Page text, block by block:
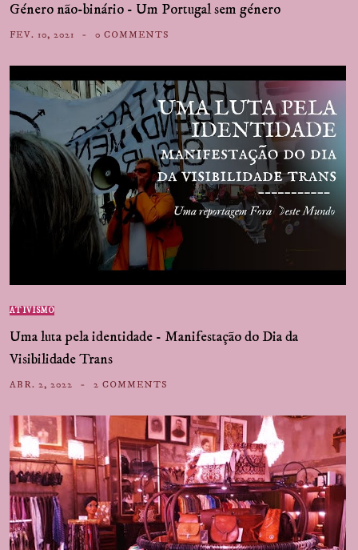
Género não-binário - Um Portugal sem género
FEV. 10, 2021 0 COMMENTS
ATIVISMO
Uma luta pela identidade - Manifestação do Dia da
Visibilidade Trans
ABR. 2, 2022 2 COMMENTS